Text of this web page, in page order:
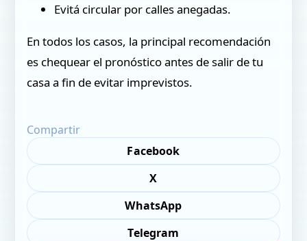
Evitá circular por calles anegadas.
En todos los casos, la principal recomendación
es chequear el pronóstico antes de salir de tu
casa a fin de evitar imprevistos.
Compartir
Facebook
X
WhatsApp
Telegram